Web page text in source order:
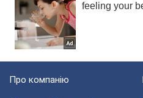
Про компанію